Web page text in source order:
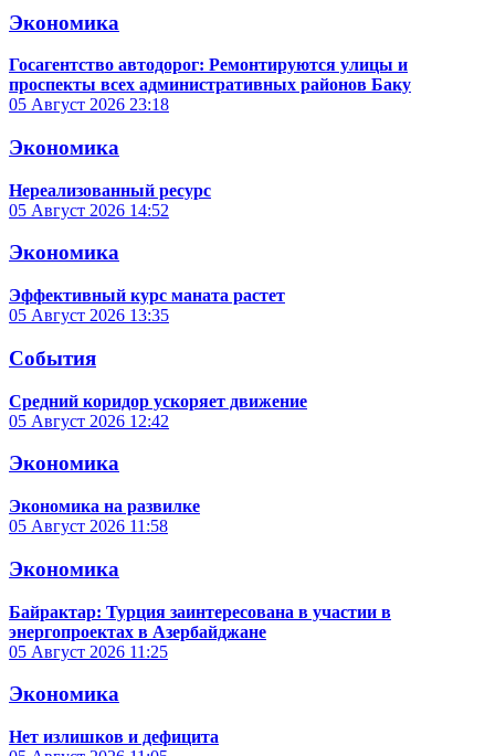
Экономика
Госагентство автодорог: Ремонтируются улицы и
проспекты всех административных районов Баку
05 Август 2026 23:18
Экономика
Нереализованный ресурс
05 Август 2026 14:52
Экономика
Эффективный курс маната растет
05 Август 2026 13:35
События
Средний коридор ускоряет движение
05 Август 2026 12:42
Экономика
Экономика на развилке
05 Август 2026 11:58
Экономика
Байрактар: Турция заинтересована в участии в
энергопроектах в Азербайджане
05 Август 2026 11:25
Экономика
Нет излишков и дефицита